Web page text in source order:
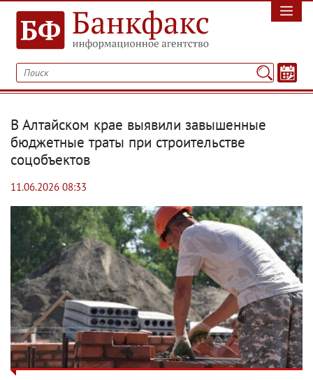
В Алтайском крае выявили завышенные
бюджетные траты при строительстве
соцобъектов
11.06.2026 08:33